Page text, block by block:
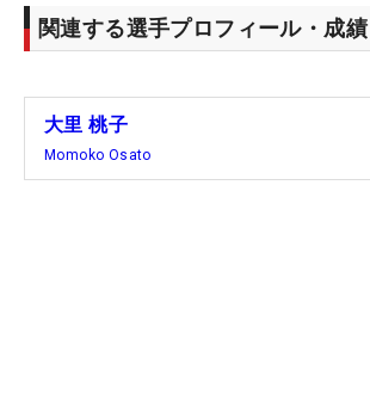
関連する選手プロフィール・成績
大里 桃子
Momoko Osato